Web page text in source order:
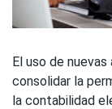
El uso de
consolidar la
la contabilidad